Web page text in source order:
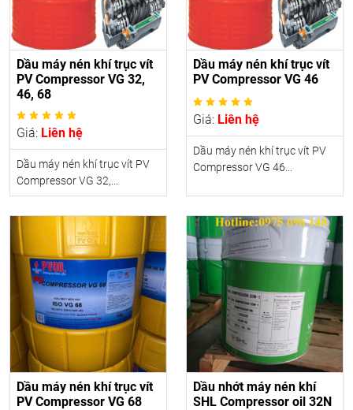
Dầu máy nén khí trục vít
PV Compressor VG 32,
46, 68
Giá: Liên hệ
Dầu máy nén khí trục vít PV
Compressor VG 32,...
Dầu máy nén khí trục vít
PV Compressor VG 46
Giá: Liên hệ
Dầu máy nén khí trục vít PV
Compressor VG 46...
Dầu máy nén khí trục vít
PV Compressor VG 68
Dầu nhớt máy nén khí
SHL Compressor oil 32N